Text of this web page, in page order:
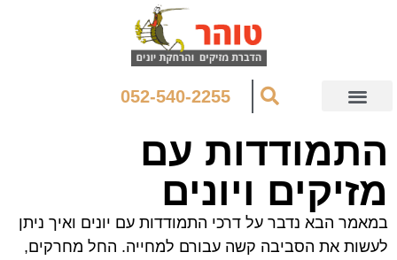
052-540-2255
התמודדות עם
מזיקים ויונים
במאמר הבא נדבר על דרכי התמודדות עם יונים ואיך ניתן
לעשות את הסביבה קשה עבורם למחייה. החל מחרקים,